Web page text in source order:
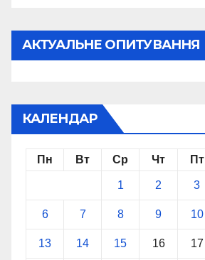
АКТУАЛЬНЕ ОПИТУВАННЯ
КАЛЕНДАР
Пн Вт Ср Чт Пт
1 2 3
6 7 8 9 10
13 14 15 16 17